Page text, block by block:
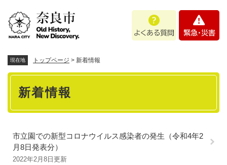
あ
・
現在地 トップページ > 新着情報
本
新着情報
市立園での新型コロナウイルス感染者の発生（令和4年2
月8日発表分）
2022年2月8日更新